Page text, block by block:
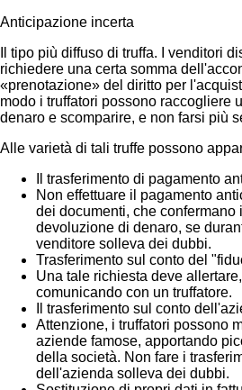
Anticipazione incerta
Il tipo più diffuso di truffa. I venditori
richiedere una certa somma
«prenotazione» del diritto per
modo i truffatori possono raccogliere
denaro e scomparire, e non farsi più
Alle varietà di tali truffe possono
Il trasferimento di pagamento
Non effettuare il pagamento
dei documenti, che confermano
devoluzione di denaro, se
venditore solleva dei dubbi.
Trasferimento sul conto del
Una tale richiesta deve
comunicando con un truffatore.
Il trasferimento sul conto
Attenzione, i truffatori possono
aziende famose, apportando
della società. Non fare i
dell'azienda solleva dei dubbi.